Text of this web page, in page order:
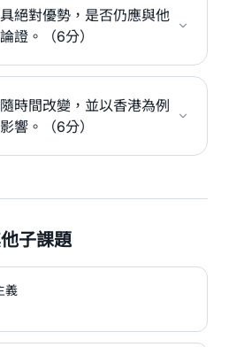
絕對優勢，是否仍應與他
證。（6分）
時間改變，並以香港為例
響。（6分）
子課題
義